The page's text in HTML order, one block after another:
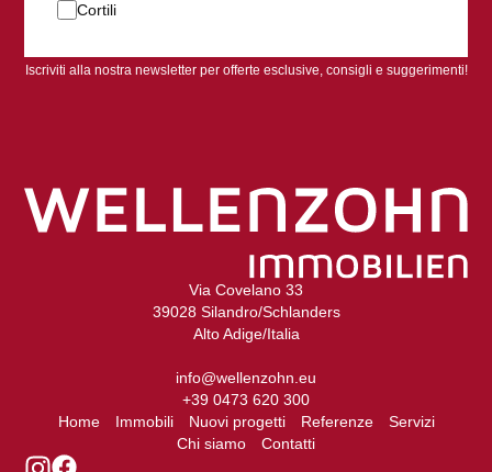
Cortili
Iscriviti alla nostra newsletter per offerte esclusive, consigli e suggerimenti!
Home Immobili Nuovi progetti Referenze
Servizi
Chi siamo
Contatti
Via Covelano 33
39028 Silandro/Schlanders
Alto Adige/Italia
info@wellenzohn.eu
+39 0473 620 300